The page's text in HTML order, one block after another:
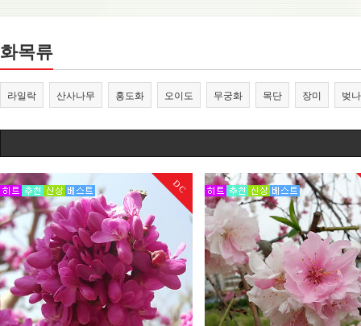
화목류
라일락 산사나무 홍도화 오이도 무궁화 목단 장미 벚
DC